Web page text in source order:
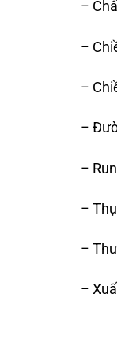
–
–
–
–
–
–
–
–